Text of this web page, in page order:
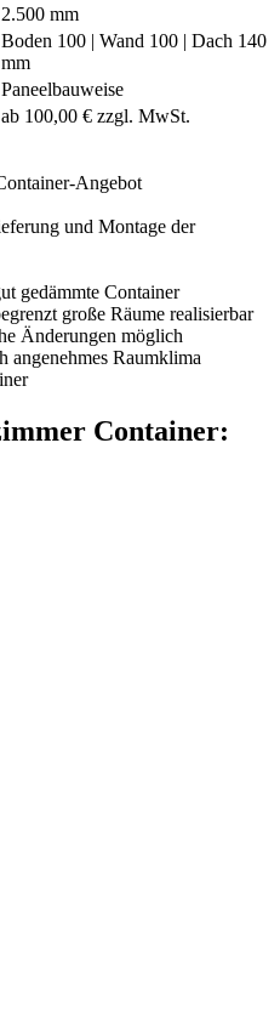
2.500 mm
Boden 100 | Wand 100 | Dach 140
mm
Paneelbauweise
ab 100,00 € zzgl. MwSt.
Angebot
und Montage der
gedämmte Container
große Räume realisierbar
Änderungen möglich
angenehmes Raumklima
Container: